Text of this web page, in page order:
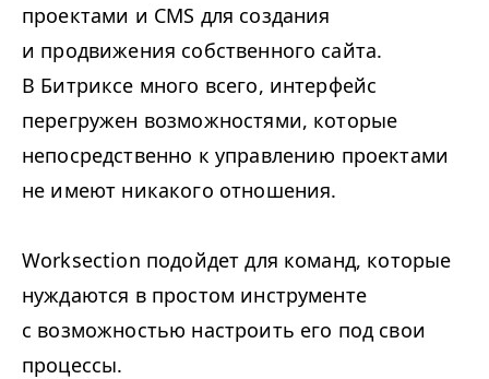
проектами и CMS для создания
и продвижения собственного сайта.
В Битриксе много всего, интерфейс
перегружен возможностями, которые
непосредственно к управлению проектами
не имеют никакого отношения.
Worksection подойдет для команд, которые
нуждаются в простом инструменте
с возможностью настроить его под свои
процессы.